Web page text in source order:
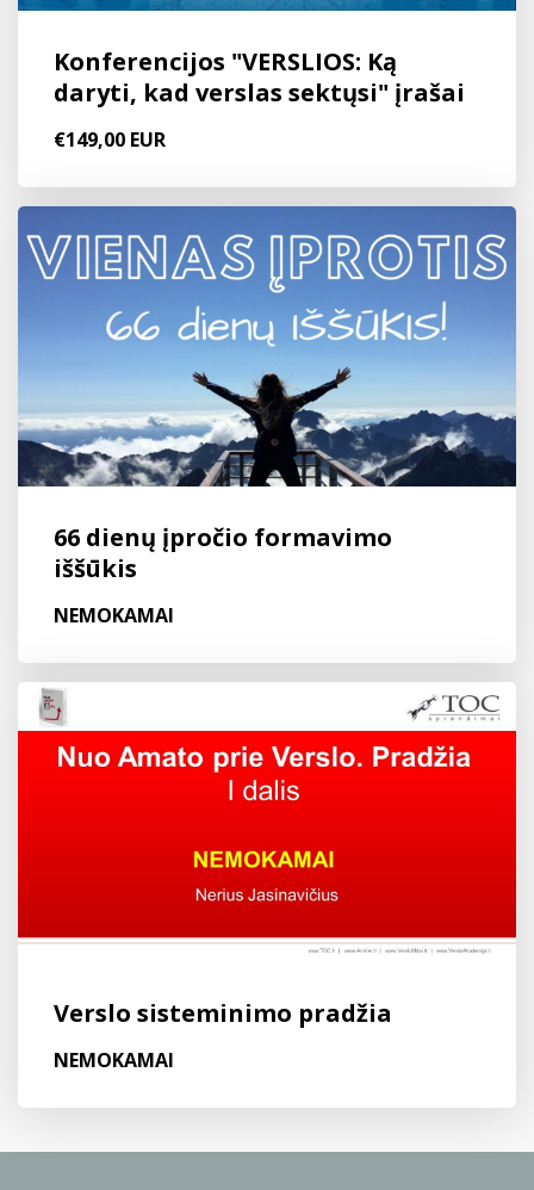
Konferencijos "VERSLIOS: Ką
daryti, kad verslas sektųsi" įrašai
€149,00 EUR
66 dienų įpročio formavimo
iššūkis
NEMOKAMAI
Verslo sisteminimo pradžia
NEMOKAMAI